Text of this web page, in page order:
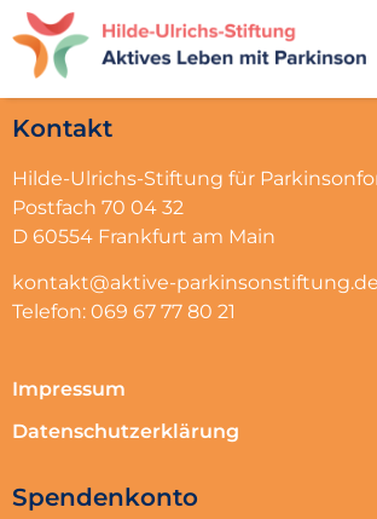
Kontakt
Hilde-Ulrichs-Stiftung für
Postfach 70 04 32
D 60554 Frankfurt am Main
kontakt@aktive-parkinsonstiftung.de
Telefon: 069 67 77 80 21
Impressum
Datenschutzerklärung
Spendenkonto